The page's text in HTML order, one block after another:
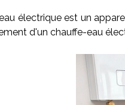
électrique est un
d'un chauffe-eau